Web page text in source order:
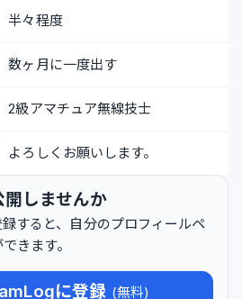
半々程度
数ヶ月に一度出す
2級アマチュア無線技士
よろしくお願いします。
しませんか
すると、自分のプロフィールペ
きます。
に登録 (無料)